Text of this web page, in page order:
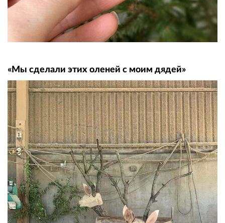
«Мы сделали этих оленей с моим дядей»